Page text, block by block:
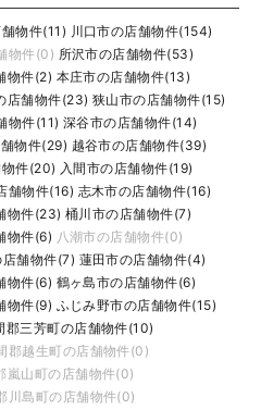
物件(11) 川口市の店舗物件(154)
物件(0) 所沢市の店舗物件(53)
物件(2) 本庄市の店舗物件(13)
店舗物件(23) 狭山市の店舗物件(15)
物件(11) 深谷市の店舗物件(14)
物件(29) 越谷市の店舗物件(39)
物件(20) 入間市の店舗物件(19)
舗物件(16) 志木市の店舗物件(16)
物件(23) 桶川市の店舗物件(7)
物件(6) 八潮市の店舗物件(0)
舗物件(7) 蓮田市の店舗物件(4)
物件(6) 鶴ヶ島市の店舗物件(6)
物件(9) ふじみ野市の店舗物件(15)
郡三芳町の店舗物件(10)
郡越生町の店舗物件(0)
嵐山町の店舗物件(0)
川島町の店舗物件(0)